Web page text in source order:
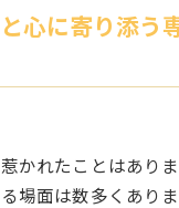
心に寄り添う
かれたことはあり
場面は数多くあり